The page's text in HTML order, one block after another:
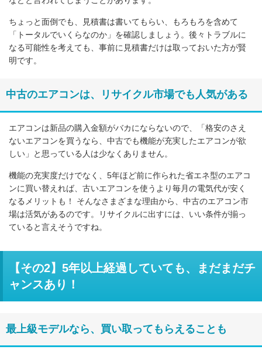
ちょっと面倒でも、見積書は書いてもらい、もろもろを含めて
「トータルでいくらなのか」を確認しましょう。後々トラブルに
なる可能性を考えても、事前に見積書だけは取っておいた方が賢
明です。
中古のエアコンは、リサイクル市場でも人気がある
エアコンは新品の購入金額がバカにならないので、「格安のさえ
ないエアコンを買うなら、中古でも機能が充実したエアコンが欲
しい」と思っている人は少なくありません。
機能の充実度だけでなく、5年ほど前に作られた省エネ型のエアコ
ンに買い替えれば、古いエアコンを使うより毎月の電気代が安く
なるメリットも！ そんなさまざまな理由から、中古のエアコン市
場は活気があるのです。リサイクルに出すには、いい条件が揃っ
ていると言えそうですね。
【その2】5年以上経過していても、まだまだチ
ャンスあり！
最上級モデルなら、買い取ってもらえることも